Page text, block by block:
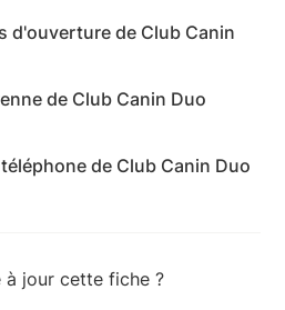
Garonne
d'ouverture de Club Canin
: lundi: 10:30-16:00 -
10:30-16:00 - jeudi:
16:00 - samedi: 10:30-
16:00
de Club Canin Duo
5.
de Club Canin Duo
à jour cette fiche ?